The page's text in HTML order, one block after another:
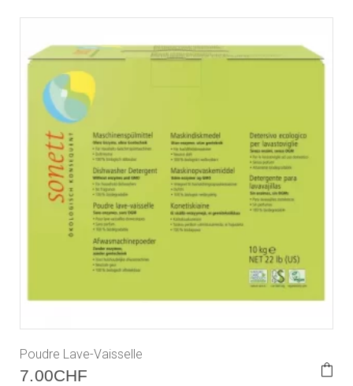
Poudre Lave-Vaisselle
7.00CHF